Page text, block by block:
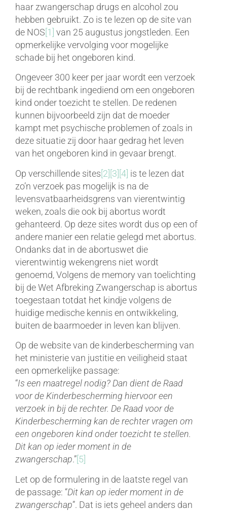
haar zwangerschap drugs en alcohol zou
hebben gebruikt. Zo is te lezen op de site van
de NOS [1] van 25 augustus jongstleden. Een
opmerkelijke vervolging voor mogelijke
schade bij het ongeboren kind.
Ongeveer 300 keer per jaar wordt een verzoek
bij de rechtbank ingediend om een ongeboren
kind onder toezicht te stellen. De redenen
kunnen bijvoorbeeld zijn dat de moeder
kampt met psychische problemen of zoals in
deze situatie zij door haar gedrag het leven
van het ongeboren kind in gevaar brengt.
Op verschillende sites[2][3][4] is te lezen dat
zo’n verzoek pas mogelijk is na de
levensvatbaarheidsgrens van vierentwintig
weken, zoals die ook bij abortus wordt
gehanteerd. Op deze sites wordt dus op een of
andere manier een relatie gelegd met abortus.
Ondanks dat in de abortuswet die
vierentwintig wekengrens niet wordt
genoemd, Volgens de memory van toelichting
bij de Wet Afbreking Zwangerschap is abortus
toegestaan totdat het kindje volgens de
huidige medische kennis en ontwikkeling,
buiten de baarmoeder in leven kan blijven.
Op de website van de kinderbescherming van
het ministerie van justitie en veiligheid staat
een opmerkelijke passage:
“Is een maatregel nodig? Dan dient de Raad
voor de Kinderbescherming hiervoor een
verzoek in bij de rechter. De Raad voor de
Kinderbescherming kan de rechter vragen om
een ongeboren kind onder toezicht te stellen.
Dit kan op ieder moment in de
zwangerschap.” [5]
Let op de formulering in de laatste regel van
de passage: “Dit kan op ieder moment in de
zwangerschap”. Dat is iets geheel anders dan